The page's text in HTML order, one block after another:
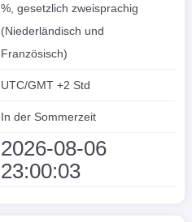
%, gesetzlich zweisprachig
(Niederländisch und
Französisch)
UTC/GMT +2 Std
In der Sommerzeit
2026-08-06
23:00:04